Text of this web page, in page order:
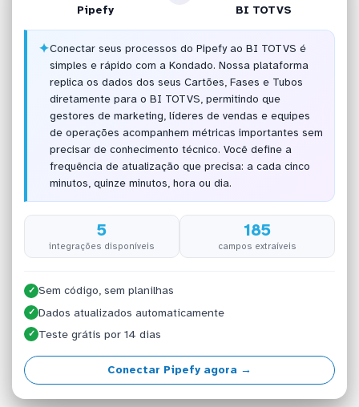
Pipefy BI TOTVS
✦Conectar seus processos do Pipefy ao BI TOTVS é
simples e rápido com a Kondado. Nossa plataforma
replica os dados dos seus Cartões, Fases e Tubos
diretamente para o BI TOTVS, permitindo que
gestores de marketing, líderes de vendas e equipes
de operações acompanhem métricas importantes sem
precisar de conhecimento técnico. Você define a
frequência de atualização que precisa: a cada cinco
minutos, quinze minutos, hora ou dia.
5
integrações disponíveis
185
campos extraíveis
✓ Sem código, sem planilhas
✓ Dados atualizados automaticamente
✓ Teste grátis por 14 dias
Conectar Pipefy agora →